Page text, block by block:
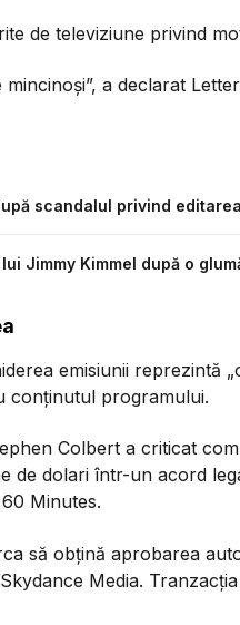
de televiziune privind
a declarat
scandalul privind
Jimmy Kimmel după o
emisiunii reprezintă
conținutul programului.
Colbert a criticat
de dolari într-un acord
Minutes.
să obțină aprobarea
Media.